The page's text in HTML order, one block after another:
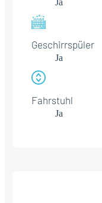
Ja
Geschirrspüler
Ja
Fahrstuhl
Ja